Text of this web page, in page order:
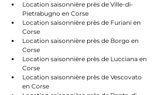
Location saisonnière près de Ville-di-
Pietrabugno en Corse
Location saisonnière près de Furiani en
Corse
Location saisonnière près de Borgo en
Corse
Location saisonnière près de Lucciana en
Corse
Location saisonnière près de Vescovato
en Corse